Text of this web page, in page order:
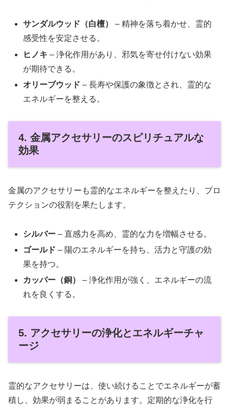
サンダルウッド（白檀）
– 精神を落ち着かせ、霊的
感受性を安定させる。
ヒノキ – 浄化作用があり、邪気を寄せ付けない効果
が期待できる。
オリーブウッド – 長寿や保護の象徴とされ、霊的な
エネルギーを整える。
4. 金属アクセサリーのスピリチュアルな
効果
金属のアクセサリーも霊的なエネルギーを整えたり、プロ
テクションの役割を果たします。
シルバー – 直感力を高め、霊的な力を増幅させる。
ゴールド – 陽のエネルギーを持ち、活力と守護の効
果を持つ。
カッパー（銅）
– 浄化作用が強く、エネルギーの流
れを良くする。
5. アクセサリーの浄化とエネルギーチャ
ージ
霊的なアクセサリーは、使い続けることでエネルギーが蓄
積し、効果が弱まることがあります。定期的な浄化を行